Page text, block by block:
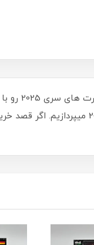
شرکت کیمدی
2025 در 10 دسته بندی قرار دارند که در وبلاگ به